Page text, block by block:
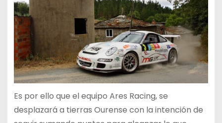
Es por ello que el equipo Ares Racing, se
desplazará a tierras Ourense con la intención de